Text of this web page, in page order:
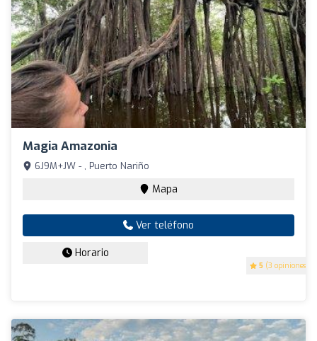
Magia Amazonia
5 (3 opiniones)
6J9M+JW - , Puerto Nariño
Mapa
Ver teléfono
Horario